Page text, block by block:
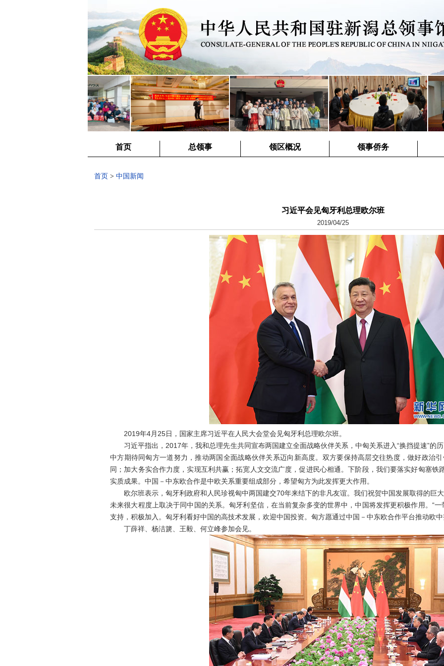
首页 总领事 领区概况 领事侨务
首页 > 中国新闻
习近平会见匈牙利总理欧尔班
2019/04/25
2019年4月25日，国家主席习近平在人民大会堂会见匈牙利总理欧尔班。
习近平指出，2017年，我和总理先生共同宣布两国建立全面战略伙伴关系，中匈关系进入“换挡提速”的
中方期待同匈方一道努力，推动两国全面战略伙伴关系迈向新高度。双方要保持高层交往热度，做好政治
同；加大务实合作力度，实现互利共赢；拓宽人文交流广度，促进民心相通。下阶段，我们要落实好匈塞铁
实质成果。中国－中东欧合作是中欧关系重要组成部分，希望匈方为此发挥更大作用。
欧尔班表示，匈牙利政府和人民珍视匈中两国建交70年来结下的非凡友谊。我们祝贺中国发展取得的巨
未来很大程度上取决于同中国的关系。匈牙利坚信，在当前复杂多变的世界中，中国将发挥更积极作用。“
支持，积极加入。匈牙利看好中国的高技术发展，欢迎中国投资。匈方愿通过中国－中东欧合作平台推动欧
丁薛祥、杨洁篪、王毅、何立峰参加会见。